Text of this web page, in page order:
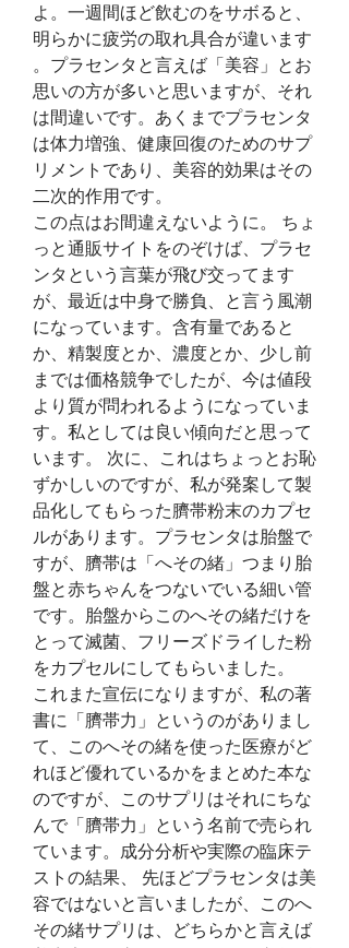
よ。一週間ほど飲むのをサボると、
明らかに疲労の取れ具合が違います
。プラセンタと言えば「美容」とお
思いの方が多いと思いますが、それ
は間違いです。あくまでプラセンタ
は体力増強、健康回復のためのサプ
リメントであり、美容的効果はその
二次的作用です。
この点はお間違えないように。 ちょ
っと通販サイトをのぞけば、プラセ
ンタという言葉が飛び交ってます
が、最近は中身で勝負、と言う風潮
になっています。含有量であると
か、精製度とか、濃度とか、少し前
までは価格競争でしたが、今は値段
より質が問われるようになっていま
す。私としては良い傾向だと思って
います。 次に、これはちょっとお恥
ずかしいのですが、私が発案して製
品化してもらった臍帯粉末のカプセ
ルがあります。プラセンタは胎盤で
すが、臍帯は「へその緒」つまり胎
盤と赤ちゃんをつないでいる細い管
です。胎盤からこのへその緒だけを
とって滅菌、フリーズドライした粉
をカプセルにしてもらいました。
これまた宣伝になりますが、私の著
書に「臍帯力」というのがありまし
て、このへその緒を使った医療がど
れほど優れているかをまとめた本な
のですが、このサプリはそれにちな
んで「臍帯力」という名前で売られ
ています。成分分析や実際の臨床テ
ストの結果、 先ほどプラセンタは美
容ではないと言いましたが、このへ
その緒サプリは、どちらかと言えば